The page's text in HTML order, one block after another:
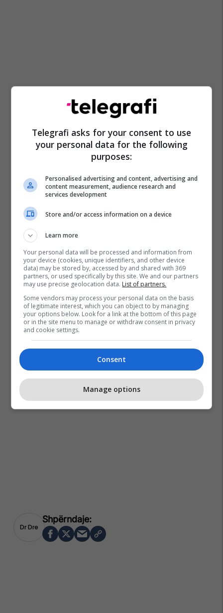
Dr Dre
Telegrafi asks for your consent to use
your personal data for the following
purposes:
Personalised advertising and content, advertising and
content measurement, audience research and
services development
Store and/or access information on a device
Learn more
Your personal data will be processed and information from
your device (cookies, unique identifiers, and other device
data) may be stored by, accessed by and shared with 369
partners, or used specifically by this site. We and our partners
may use precise geolocation data. List of partners.
Some vendors may process your personal data on the basis
of legitimate interest, which you can object to by managing
your options below. Look for a link at the bottom of this page
or in the site menu to manage or withdraw consent in privacy
and cookie settings.
Consent
Manage options